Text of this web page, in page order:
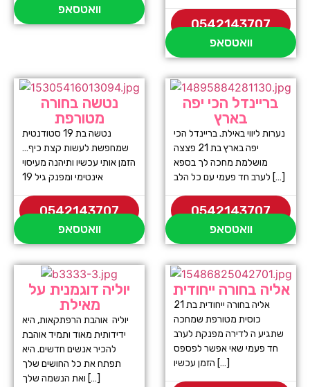
וואטסאפ
0542143707
וואטסאפ
נטשה בחורה
מטורפת
נטשה בת 19 סטודנטית
שמחפשת לעשות קצת כיף…
הזמן אותי עכשיו ותיהנה מעיסוי
אינטימי ומפנק גיל 19
0542143707
וואטסאפ
בריינדל הכי יפה
בארץ
נערות ליווי באילת. בריינדל הכי
יפה בארץ בת 21 פצצה
מושלמת מחכה לך בספא
לערב חד פעמי עם כל הלב […]
0542143707
וואטסאפ
יוליה דוגמנית על
מאילת
יוליה אוהבת הרפתקאות, היא
ידידותית מאוד ותמיד אוהבת
להכיר אנשים חדשים. היא
תפתח את כל החושים שלך
ואת הנשמה שלך […]
אליה בחורה ייחודית
אליה בחורה ייחודית בת 21
כוסית מטורפת שמחכה
שתגיע ה לדירה מפנקת לערב
חד פעמי שאי אפשר לפספס
הזמן עכשיו […]